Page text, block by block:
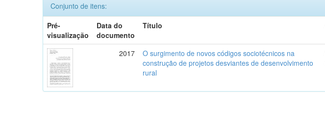
Conjunto de itens:
Pré-
visualização
Data do
documento
Título
2017
O surgimento de novos códigos sociotécnicos na
construção de projetos desviantes de desenvolvimento
rural